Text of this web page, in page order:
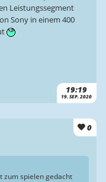
19:19
19. SEP. 2020
Leistungssegment
Sony in einem 400
0
zum spielen gedacht